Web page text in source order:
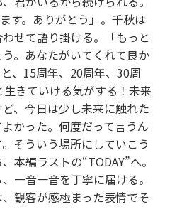
す。ありがとう」。千秋は
せて語り掛ける。「もっと
。あなたがいてくれて良か
、15周年、20周年、30周
きていける気がする！未来
、今日は少し未来に触れた
かった。何度だって言うん
そういう場所にしていこう
本編ラストの“TODAY”へ。
一音一音を丁寧に届ける。
観客が感極まった表情でそ